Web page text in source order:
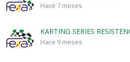
Hace 7 meses
KARTING SERIES
Hace 9 meses